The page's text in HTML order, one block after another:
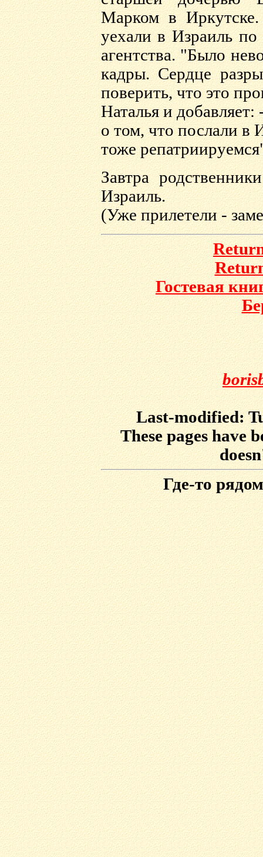
Марком в
уехали в Израиль
агентства. "Было
кадры. Сердце
поверить, что это
Наталья и
о том, что послали в
тоже
Завтра
Израиль.
(Уже прилетели -
Гостевая
Last-modified:
These pages have
Где-то